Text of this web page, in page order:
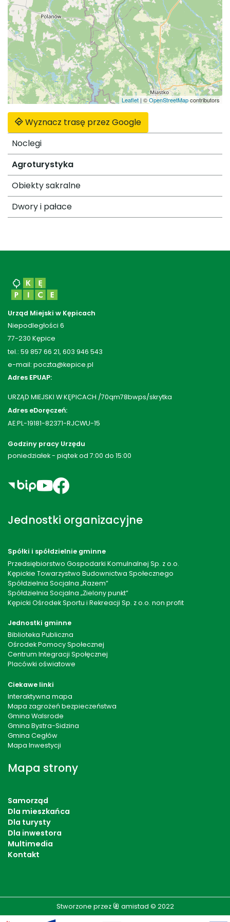
Leaflet | ©OpenStreetMapcontributors
Wyznacz trasę przez Google
Noclegi
Agroturystyka
Obiekty sakralne
Dwory i pałace
Urząd Miejski w Kępicach
Niepodległości 6
77-230 Kępice
tel.: 59 857 66 21, 603 946 543
e-mail: poczta@kepice.pl
Adres EPUAP:
URZĄD MIEJSKI W KĘPICACH /70qm78bwps/skrytka
Adres eDoręczeń:
AE:PL-19181-82371-RJCWU-15
Godziny pracy Urzędu
poniedziałek - piątek od 7:00 do 15:00
Jednostki organizacyjne
Spółki i spółdzielnie gminne
Przedsiębiorstwo Gospodarki Komulnalnej Sp. z o.o.
Kępickie Towarzystwo Budownictwa Społecznego
Spółdzielnia Socjalna „Razem”
Spółdzielnia Socjalna „Zielony punkt”
Kępicki Ośrodek Sportu i Rekreacji Sp. z o.o. non profit
Jednostki gminne
Biblioteka Publiczna
Ośrodek Pomocy Społecznej
Centrum Integracji Społęcznej
Placówki oświatowe
Ciekawe linki
Interaktywna mapa
Mapa zagrożeń bezpieczeństwa
Gmina Walsrode
Gmina Bystra-Sidzina
Gmina Cegłów
Mapa Inwestycji
Mapa strony
Samorząd
Dla mieszkańca
Dla turysty
Dla inwestora
Multimedia
Kontakt
Stworzone przez amistad © 2022